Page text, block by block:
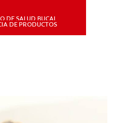
DE SALUD BUCAL
DE PRODUCTOS